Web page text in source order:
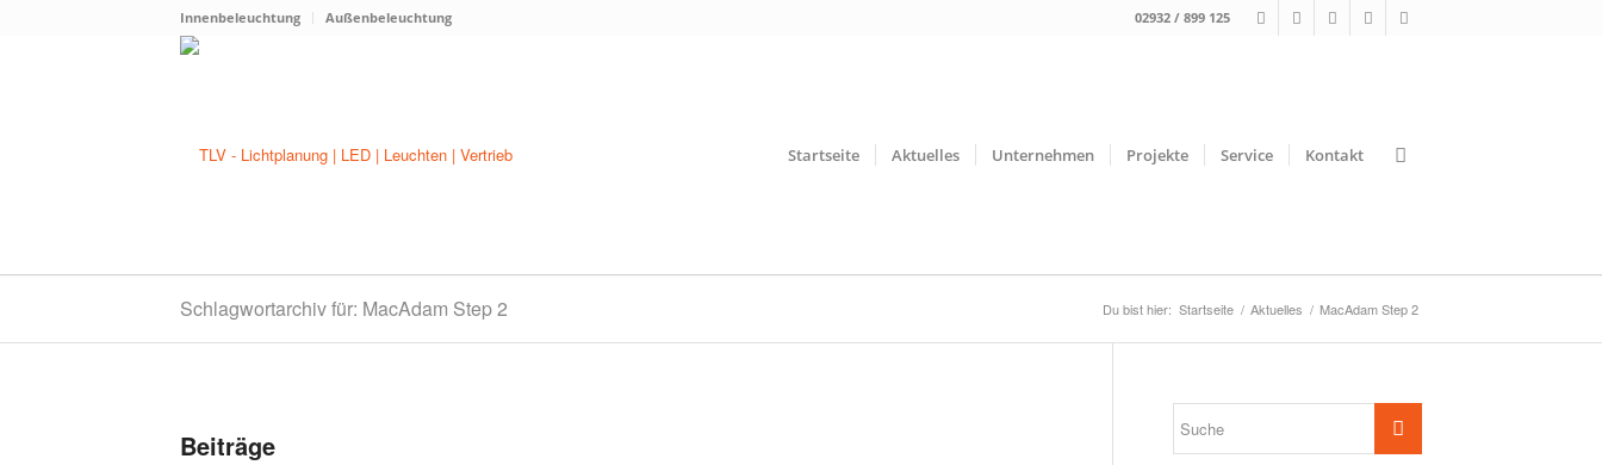
Innenbeleuchtung Außenbeleuchtung 02932 / 899 125
Startseite Aktuelles Unternehmen Projekte Service Kontakt
Schlagwortarchiv für: MacAdam Step 2 Du bist hier: Startseite / Aktuelles / MacAdam Step 2
Beiträge